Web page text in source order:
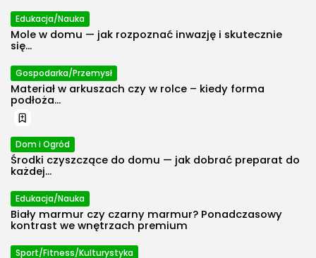
2026 Polecosystem - Wszelkie prawa
chronione są prawem autorskim.
Edukacja/Nauka
Mole w domu — jak rozpoznać inwazję i skutecznie
się...
Gospodarka/Przemysł
Materiał w arkuszach czy w rolce – kiedy forma
podłoża...
Dom i Ogród
Środki czyszczące do domu — jak dobrać preparat do
każdej...
Edukacja/Nauka
Biały marmur czy czarny marmur? Ponadczasowy
kontrast we wnętrzach premium
Sport/Fitness/Kulturystyka